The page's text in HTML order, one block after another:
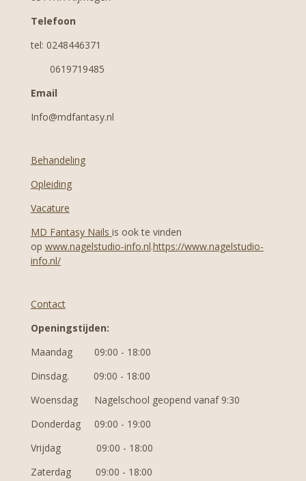
m
Telefoon
tel: 0248446371
0619719485
Email
Info@mdfantasy.nl
Behandeling
Opleiding
Vacature
MD Fantasy Nails is ook te vinden
op www.nagelstudio-info.nl.https://www.nagelstudio-
info.nl/
Contact
Openingstijden:
Maandag 09:00 - 18:00
Dinsdag. 09:00 - 18:00
Woensdag Nagelschool geopend vanaf 9:30
Donderdag 09:00 - 19:00
Vrijdag 09:00 - 18:00
Zaterdag 09:00 - 18:00